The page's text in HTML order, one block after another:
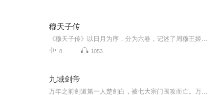
穆天子传
8 1053
九域剑帝